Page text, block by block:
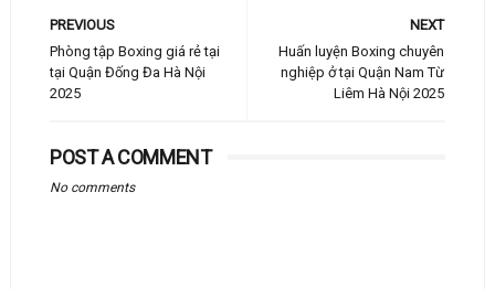
NEXT
Huấn luyện Boxing chuyên
nghiệp ở tại Quận Nam Từ
Liêm Hà Nội 2025
PREVIOUS
Phòng tập Boxing giá rẻ tại
tại Quận Đống Đa Hà Nội
2025
POST A COMMENT
No comments